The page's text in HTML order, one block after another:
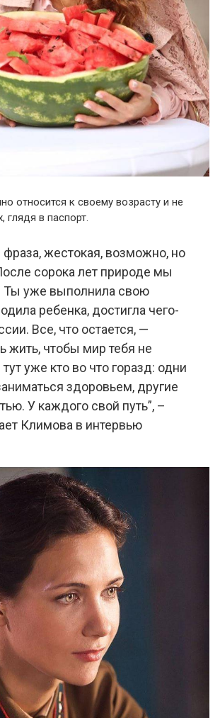
относится к своему возрасту и не
глядя в паспорт.
фраза, жестокая, возможно, но
сорока лет природе мы
Ты уже выполнила свою
ребенка, достигла чего-
Все, что остается, —
жить, чтобы мир тебя не
тут уже кто во что горазд: одни
здоровьем, другие
У каждого свой путь”, –
Климова в интервью